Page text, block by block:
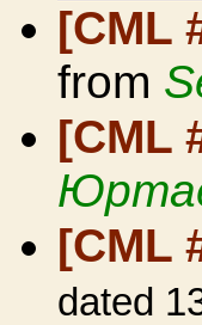
[CML
from
[CML
[CML
dated